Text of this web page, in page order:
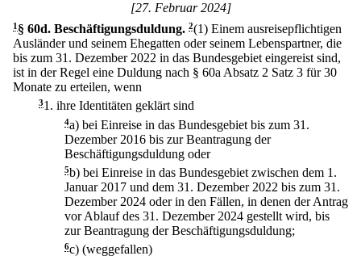
[27. Februar 2024]
1 § 60d. Beschäftigungsduldung. 2(1) Einem ausreisepflichtigen
Ausländer und seinem Ehegatten oder seinem Lebenspartner, die
bis zum 31. Dezember 2022 in das Bundesgebiet eingereist sind,
ist in der Regel eine Duldung nach § 60a Absatz 2 Satz 3 für 30
Monate zu erteilen, wenn
31. ihre Identitäten geklärt sind
4a) bei Einreise in das Bundesgebiet bis zum 31.
Dezember 2016 bis zur Beantragung der
Beschäftigungsduldung oder
5b) bei Einreise in das Bundesgebiet zwischen dem 1.
Januar 2017 und dem 31. Dezember 2022 bis zum 31.
Dezember 2024 oder in den Fällen, in denen der Antrag
vor Ablauf des 31. Dezember 2024 gestellt wird, bis
zur Beantragung der Beschäftigungsduldung;
6c) (weggefallen)